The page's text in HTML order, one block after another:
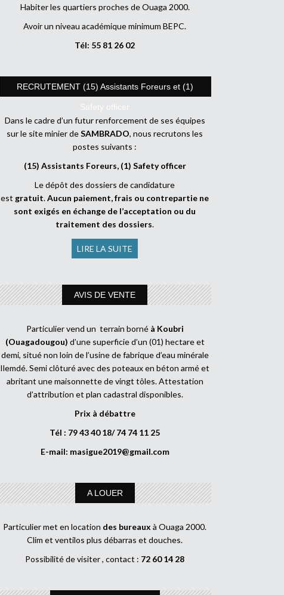
Habiter les quartiers proches de Ouaga 2000.
Avoir un niveau académique minimum BEPC.
Tél: 55 81 26 02
RECRUTEMENT (15) Assistants Foreurs et (1)
Safety officer
Dans le cadre d’un futur renforcement de ses équipes
sur le site minier deSAMBRADO, nous recrutons les
postes suivants :
(15) Assistants Foreurs, (1) Safety officer
Le dépôt des dossiers de candidature
est gratuit.Aucun paiement, frais ou contrepartie ne
sont exigés en échange de l’acceptation ou du
traitement des dossiers.
LIRE LA SUITE
AVIS DE VENTE
Particulier vend un terrain borné à Koubri
(Ouagadougou) d’une superficie d’un (01) hectare et
demi, situé non loin de l’usine de fabrique d’eau minérale
Ilemdé. Semi clôturé avec des poteaux en béton armé et
abritant une maisonnette de vingt tôles. Attestation
d’attribution et plan cadastral disponibles.
Prix à débattre
Tél : 79 43 40 18/ 74 74 11 25
E-mail: masigue2019@gmail.com
A LOUER
Particulier met en location des bureaux à Ouaga 2000.
Clim et ventilos plus débarras et douches.
Possibilité de visiter , contact : 72 60 14 28